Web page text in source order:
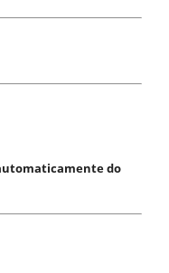
do